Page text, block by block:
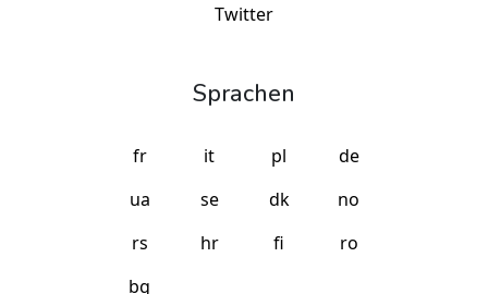
Twitter
Sprachen
fr it pl
de
ua
se dk
no
rs
hr fi
ro
bg